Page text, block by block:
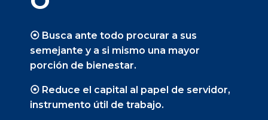
⦿ Busca ante todo procurar a sus
semejante y a si mismo una mayor
porción de bienestar.
⦿ Reduce el capital al papel de servidor,
instrumento útil de trabajo.